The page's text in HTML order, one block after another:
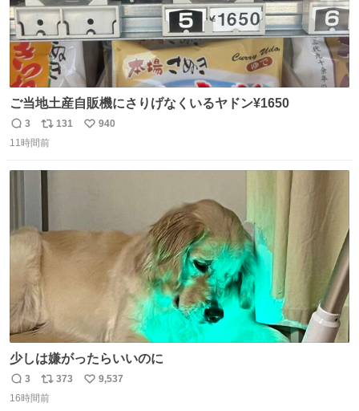
ご当地土産自販機にさりげなくいるヤドン¥1650
返
信
3
リ
ポ
ト
131
い
940
11時間前
少しは嫌がったらいいのに
返
信
3
リ
ポ
373
い
9,537
16時間前